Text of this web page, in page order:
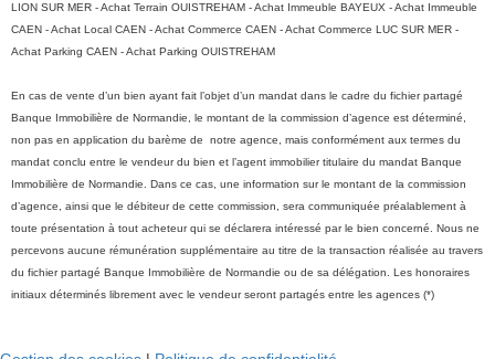
LION SUR MER - Achat Terrain OUISTREHAM - Achat Immeuble BAYEUX - Achat Immeuble
CAEN - Achat Local CAEN - Achat Commerce CAEN - Achat Commerce LUC SUR MER -
Achat Parking CAEN - Achat Parking OUISTREHAM
En cas de vente d’un bien ayant fait l’objet d’un mandat dans le cadre du fichier partagé
Banque Immobilière de Normandie, le montant de la commission d’agence est déterminé,
non pas en application du barème de notre agence, mais conformément aux termes du
mandat conclu entre le vendeur du bien et l’agent immobilier titulaire du mandat Banque
Immobilière de Normandie. Dans ce cas, une information sur le montant de la commission
d’agence, ainsi que le débiteur de cette commission, sera communiquée préalablement à
toute présentation à tout acheteur qui se déclarera intéressé par le bien concerné. Nous ne
percevons aucune rémunération supplémentaire au titre de la transaction réalisée au travers
du fichier partagé Banque Immobilière de Normandie ou de sa délégation. Les honoraires
initiaux déterminés librement avec le vendeur seront partagés entre les agences (*)